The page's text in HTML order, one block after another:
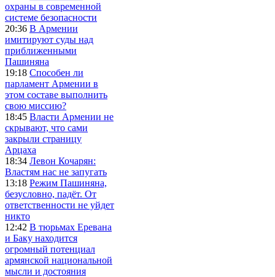
охраны в современной
системе безопасности
20:36 В Армении
имитируют суды над
приближенными
Пашиняна
19:18 Способен ли
парламент Армении в
этом составе выполнить
свою миссию?
18:45 Власти Армении не
скрывают, что сами
закрыли страницу
Арцаха
18:34 Левон Кочарян:
Властям нас не запугать
13:18 Режим Пашиняна,
безусловно, падёт. От
ответственности не уйдет
никто
12:42 В тюрьмах Еревана
и Баку находится
огромный потенциал
армянской национальной
мысли и достояния